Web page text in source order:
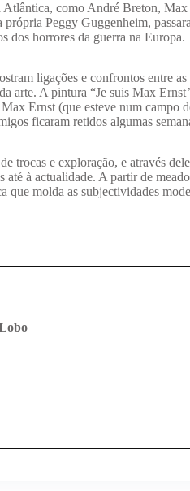
como André Breton,
Peggy Guggenheim,
dos horrores da guerra na Europa.
ligações e confrontos entre
arte. A pintura “Je suis Max Ernst
Ernst (que esteve num campo
ficaram retidos algumas
trocas e exploração, e através
à actualidade. A partir de
molda as subjectividades